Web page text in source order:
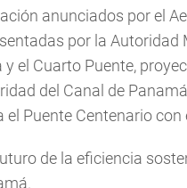
anunciados por el
por la
el Cuarto Puente,
del Canal de
Puente Centenario con
de la eficiencia